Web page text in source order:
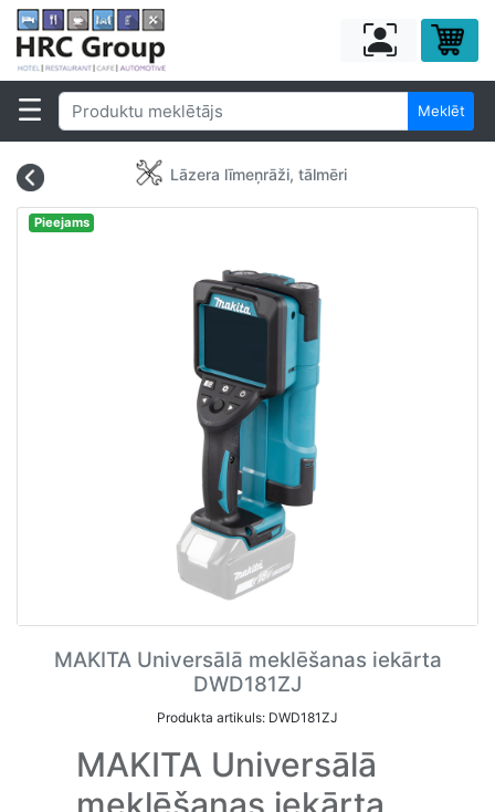
Meklēt
Lāzera līmeņrāži, tālmēri
Pieejams
MAKITA Universālā meklēšanas iekārta
DWD181ZJ
Produkta artikuls: DWD181ZJ
MAKITA Universālā
meklēšanas iekārta